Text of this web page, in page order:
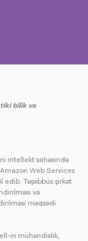
bilik və
intellekt sahəsində
Web Services
edib. Təşəbbüs şirkət
və
məqsədi
in mühəndislik,